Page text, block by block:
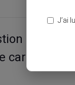
de vos
J’ai